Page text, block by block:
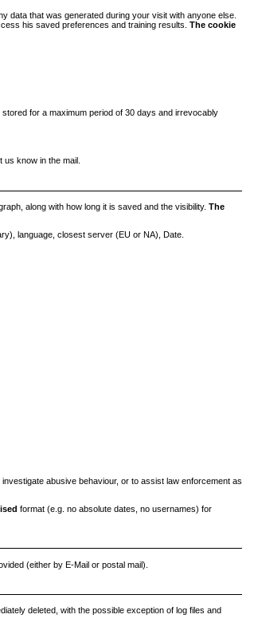
data that was generated during your visit with anyone else.
his saved preferences and training results. The cookie
for a maximum period of 30 days and irrevocably
us know in the mail.
along with how long it is saved and the visibility. The
language, closest server (EU or NA), Date.
abusive behaviour, or to assist law enforcement as
format (e.g. no absolute dates, no usernames) for
(either by E-Mail or postal mail).
deleted, with the possible exception of log files and